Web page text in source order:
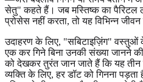
सेतु" कहते हैं। जब मस्तिष्क का पैरिटल
प्रोसेस नहीं करता, तो यह विभिन्न जीवन
उदाहरण के लिए, "सबिटाइज़िंग"
एक कर गिने बिना उनकी संख्या जानने
को देखकर तुरंत जान जाते हैं कि यह
व्यक्ति के लिए, हर डॉट को गिनना